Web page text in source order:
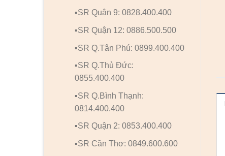
▪️SR Quận 9: 0828.400.400
▪️SR Quận 12: 0886.500.500
▪️SR Q.Tân Phú: 0899.400.400
▪️SR Q.Thủ Đức:
0855.400.400
▪️SR Q.Bình Thạnh:
0814.400.400
▪️SR Quận 2: 0853.400.400
▪️SR Cần Thơ: 0849.600.600